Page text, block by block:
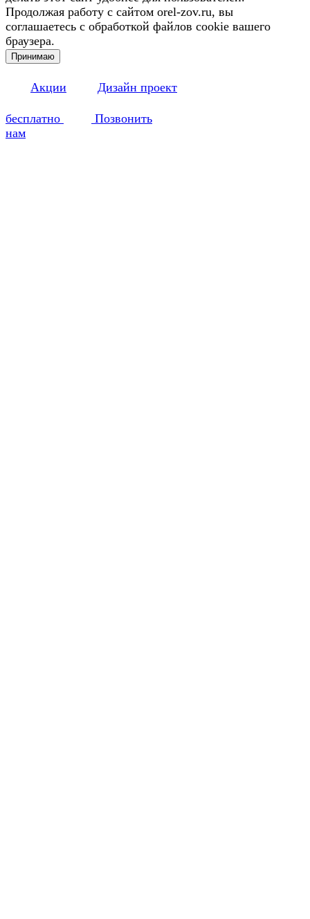
Продолжая работу с сайтом orel-zov.ru, вы
соглашаетесь с обработкой файлов cookie вашего
браузера.
Принимаю
Акции Дизайн проект
бесплатно
Позвонить
нам